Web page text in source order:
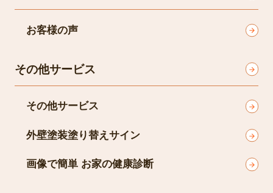
お客様の声
その他サービス
その他サービス
外壁塗装塗り替えサイン
画像で簡単 お家の健康診断